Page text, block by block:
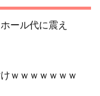
ール代に震え
ｗｗｗｗｗｗｗ